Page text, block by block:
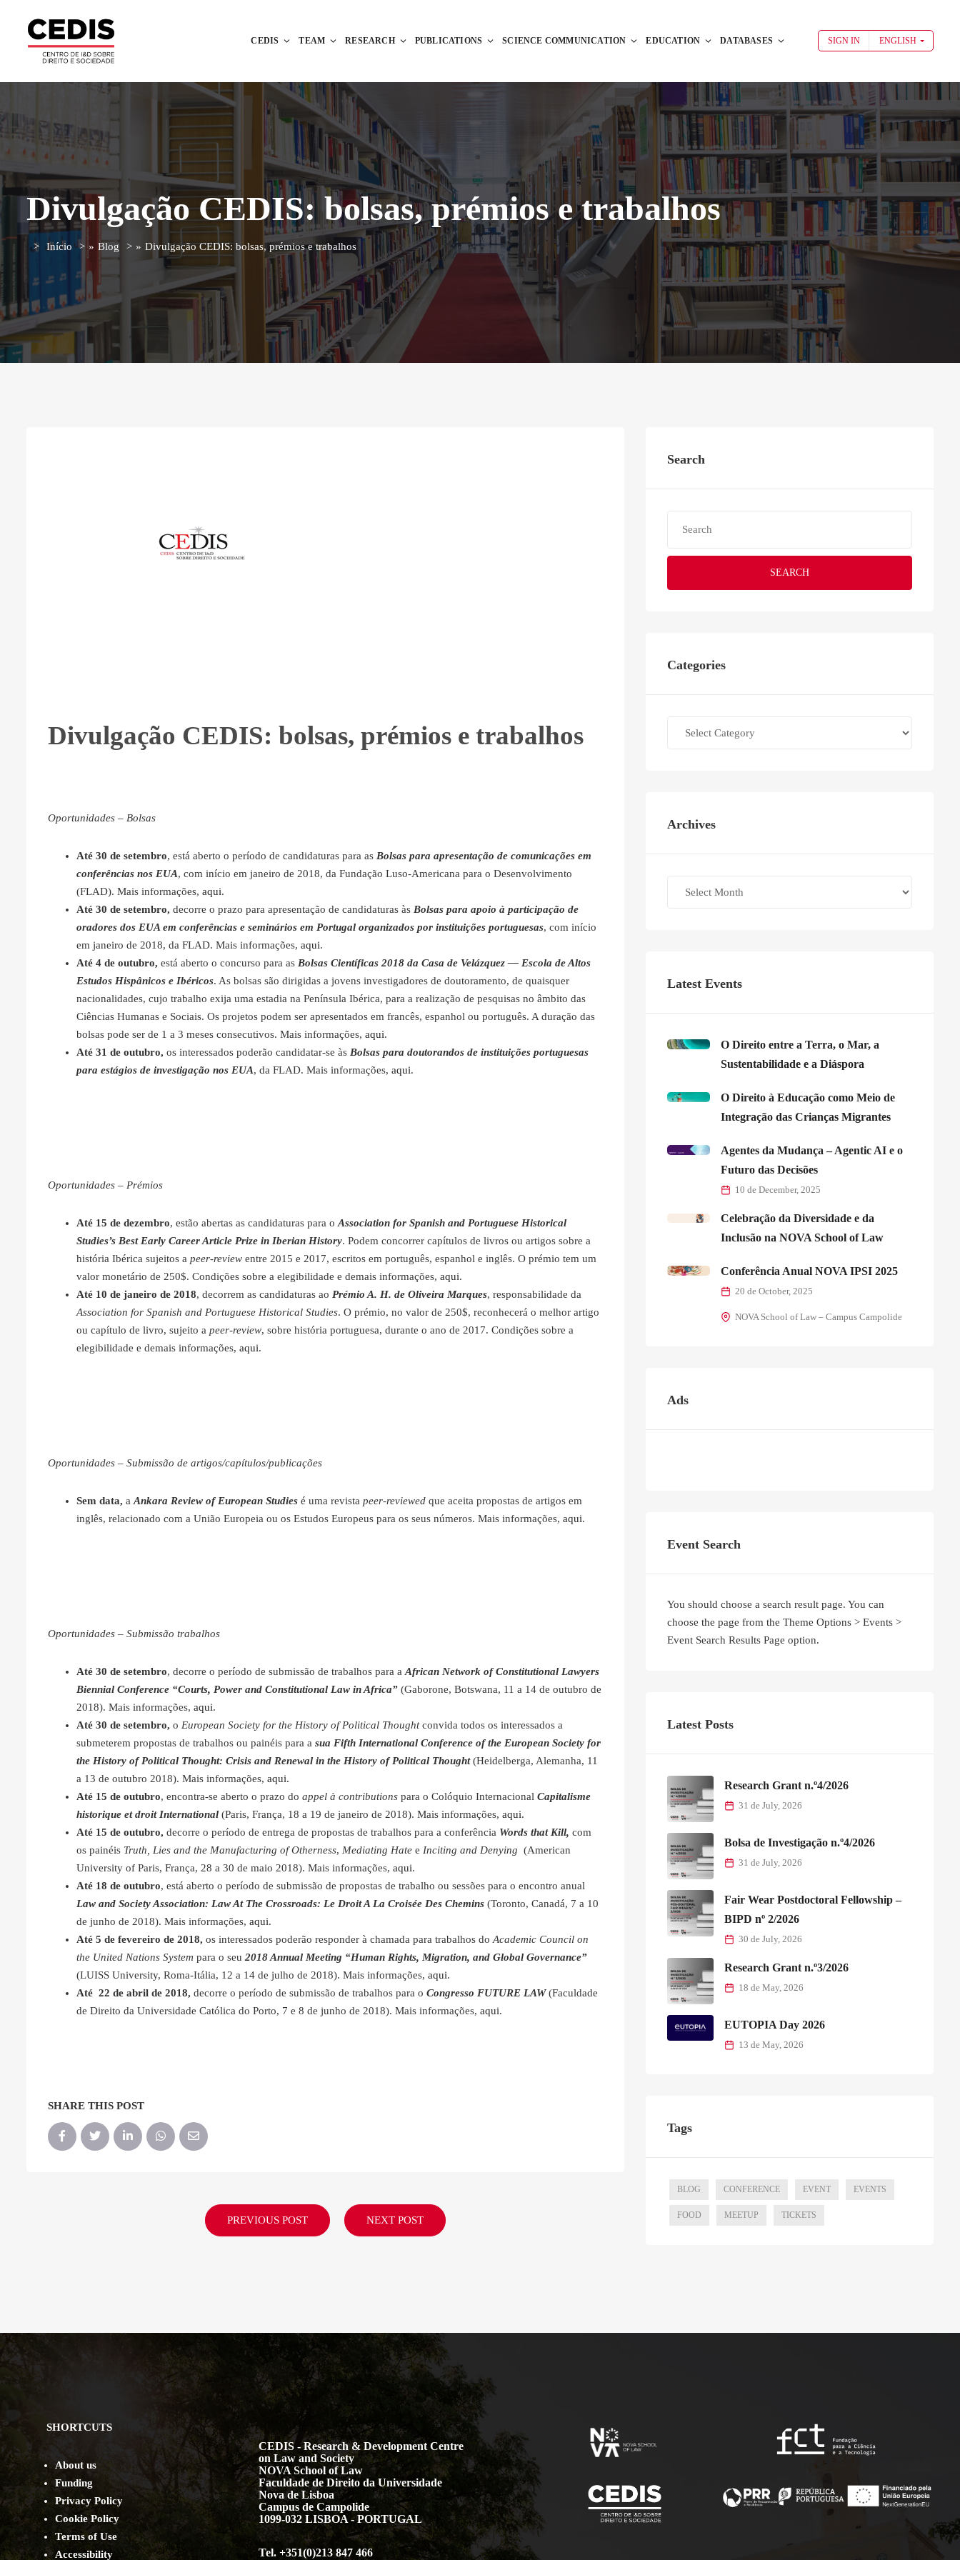
CEDIS TEAM RESEARCH PUBLICATIONS SCIENCE COMMUNICATION EDUCATION DATABASES SIGN IN ENGLISH
Divulgação CEDIS: bolsas, prémios e trabalhos
Início » Blog » Divulgação CEDIS: bolsas, prémios e trabalhos
Divulgação CEDIS: bolsas, prémios e trabalhos
Oportunidades – Bolsas
Até 30 de setembro, está aberto o período de candidaturas para as Bolsas para apresentação de comunicações em
conferências nos EUA, com início em janeiro de 2018, da Fundação Luso-Americana para o Desenvolvimento
(FLAD). Mais informações, aqui.
Até 30 de setembro, decorre o prazo para apresentação de candidaturas às Bolsas para apoio à participação de
oradores dos EUA em conferências e seminários em Portugal organizados por instituições portuguesas, com início
em janeiro de 2018, da FLAD. Mais informações, aqui.
Até 4 de outubro, está aberto o concurso para as Bolsas Científicas 2018 da Casa de Velázquez ― Escola de Altos
Estudos Hispânicos e Ibéricos. As bolsas são dirigidas a jovens investigadores de doutoramento, de quaisquer
nacionalidades, cujo trabalho exija uma estadia na Península Ibérica, para a realização de pesquisas no âmbito das
Ciências Humanas e Sociais. Os projetos podem ser apresentados em francês, espanhol ou português. A duração das
bolsas pode ser de 1 a 3 meses consecutivos. Mais informações, aqui.
Até 31 de outubro, os interessados poderão candidatar-se às Bolsas para doutorandos de instituições portuguesas
para estágios de investigação nos EUA, da FLAD. Mais informações, aqui.
Oportunidades – Prémios
Até 15 de dezembro, estão abertas as candidaturas para o Association for Spanish and Portuguese Historical
Studies’s Best Early Career Article Prize in Iberian History. Podem concorrer capítulos de livros ou artigos sobre a
história Ibérica sujeitos a peer-review entre 2015 e 2017, escritos em português, espanhol e inglês. O prémio tem um
valor monetário de 250$. Condições sobre a elegibilidade e demais informações, aqui.
Até 10 de janeiro de 2018, decorrem as candidaturas ao Prémio A. H. de Oliveira Marques, responsabilidade da
Association for Spanish and Portuguese Historical Studies. O prémio, no valor de 250$, reconhecerá o melhor artigo
ou capítulo de livro, sujeito a peer-review, sobre história portuguesa, durante o ano de 2017. Condições sobre a
elegibilidade e demais informações, aqui.
Oportunidades – Submissão de artigos/capítulos/publicações
Sem data, a Ankara Review of European Studies é uma revista peer-reviewed que aceita propostas de artigos em
inglês, relacionado com a União Europeia ou os Estudos Europeus para os seus números. Mais informações, aqui.
Oportunidades – Submissão trabalhos
Até 30 de setembro, decorre o período de submissão de trabalhos para a African Network of Constitutional Lawyers
Biennial Conference “Courts, Power and Constitutional Law in Africa” (Gaborone, Botswana, 11 a 14 de outubro de
2018). Mais informações, aqui.
Até 30 de setembro, o European Society for the History of Political Thoughtconvida todos os interessados a
submeterem propostas de trabalhos ou painéis para a sua Fifth International Conference of the European Society for
the History of Political Thought: Crisis and Renewal in the History of Political Thought(Heidelberga, Alemanha, 11
a 13 de outubro 2018). Mais informações, aqui.
Até 15 de outubro, encontra-se aberto o prazo do appel à contributions para o Colóquio Internacional Capitalisme
historique et droit International (Paris, França, 18 a 19 de janeiro de 2018). Mais informações, aqui.
Até 15 de outubro, decorre o período de entrega de propostas de trabalhos para a conferência Words that Kill, com
os painéis Truth, Lies and the Manufacturing of Otherness, Mediating Hate e Inciting and Denying (American
University of Paris, França, 28 a 30 de maio 2018). Mais informações, aqui.
Até 18 de outubro, está aberto o período de submissão de propostas de trabalho ou sessões para o encontro anual
Law and Society Association: Law At The Crossroads: Le Droit A La Croisée Des Chemins (Toronto, Canadá, 7 a 10
de junho de 2018). Mais informações, aqui.
Até 5 de fevereiro de 2018, os interessados poderão responder à chamada para trabalhos do Academic Council on
the United Nations System para o seu 2018 Annual Meeting “Human Rights, Migration, and Global Governance”
(LUISS University, Roma-Itália, 12 a 14 de julho de 2018). Mais informações, aqui.
Até 22 de abril de 2018, decorre o período de submissão de trabalhos para o Congresso FUTURE LAW(Faculdade
de Direito da Universidade Católica do Porto, 7 e 8 de junho de 2018). Mais informações, aqui.
SHARE THIS POST
PREVIOUS POST NEXT POST
Search
SEARCH
Categories
Archives
Latest Events
O Direito entre a Terra, o Mar, a
Sustentabilidade e a Diáspora
O Direito à Educação como Meio de
Integração das Crianças Migrantes
Agentes da Mudança – Agentic AI e o
Futuro das Decisões
10 de December, 2025
Celebração da Diversidade e da
Inclusão na NOVA School of Law
Conferência Anual NOVA IPSI 2025
20 de October, 2025
NOVA School of Law – Campus Campolide
Ads
Event Search
You should choose a search result page. You can
choose the page from the Theme Options > Events >
Event Search Results Page option.
Latest Posts
Research Grant n.º4/2026
31 de July, 2026
Bolsa de Investigação n.º4/2026
31 de July, 2026
Fair Wear Postdoctoral Fellowship –
BIPD nº 2/2026
30 de July, 2026
Research Grant n.º3/2026
18 de May, 2026
EUTOPIA Day 2026
13 de May, 2026
Tags
BLOG CONFERENCE EVENT EVENTS
FOOD MEETUP TICKETS
SHORTCUTS
About us
Funding
Privacy Policy
Cookie Policy
Terms of Use
Accessibility
CEDIS - Research & Development Centre
on Law and Society
NOVA School of Law
Faculdade de Direito da Universidade
Nova de Lisboa
Campus de Campolide
1099-032 LISBOA - PORTUGAL
Tel. +351(0)213 847 466